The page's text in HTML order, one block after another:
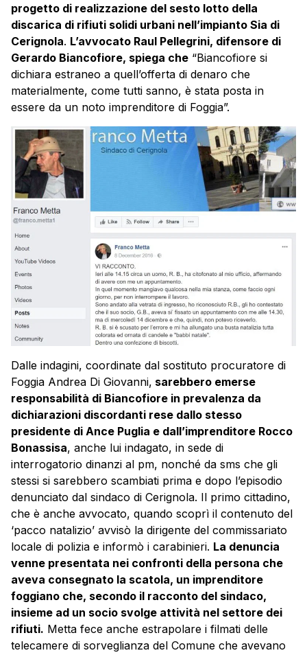
progetto di realizzazione del sesto lotto della
discarica di rifiuti solidi urbani nell’impianto Sia di
Cerignola. L’avvocato Raul Pellegrini, difensore di
Gerardo Biancofiore, spiega che “Biancofiore si
dichiara estraneo a quell’offerta di denaro che
materialmente, come tutti sanno, è stata posta in
essere da un noto imprenditore di Foggia”.
Dalle indagini, coordinate dal sostituto procuratore di
Foggia Andrea Di Giovanni, sarebbero emerse
responsabilità di Biancofiore in prevalenza da
dichiarazioni discordanti rese dallo stesso
presidente di Ance Puglia e dall’imprenditore Rocco
Bonassisa, anche lui indagato, in sede di
interrogatorio dinanzi al pm, nonché da sms che gli
stessi si sarebbero scambiati prima e dopo l’episodio
denunciato dal sindaco di Cerignola. Il primo cittadino,
che è anche avvocato, quando scoprì il contenuto del
‘pacco natalizio’ avvisò la dirigente del commissariato
locale di polizia e informò i carabinieri. La denuncia
venne presentata nei confronti della persona che
aveva consegnato la scatola, un imprenditore
foggiano che, secondo il racconto del sindaco,
insieme ad un socio svolge attività nel settore dei
rifiuti. Metta fece anche estrapolare i filmati delle
telecamere di sorveglianza del Comune che avevano